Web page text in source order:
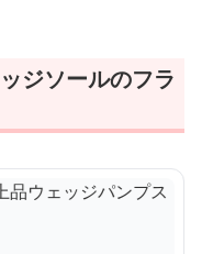
ジソールのフラ